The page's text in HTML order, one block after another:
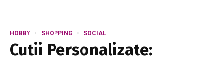
HOBBY SHOPPING SOCIAL
Cutii Personalizate: